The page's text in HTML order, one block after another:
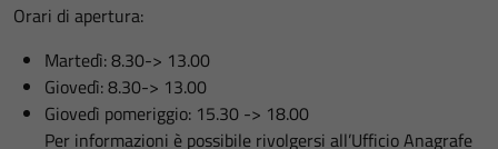
Orari di apertura:
Martedì: 8.30-> 13.00
Giovedì: 8.30-> 13.00
Giovedì pomeriggio: 15.30 -> 18.00
Per informazioni è possibile rivolgersi all’Ufficio Anagrafe